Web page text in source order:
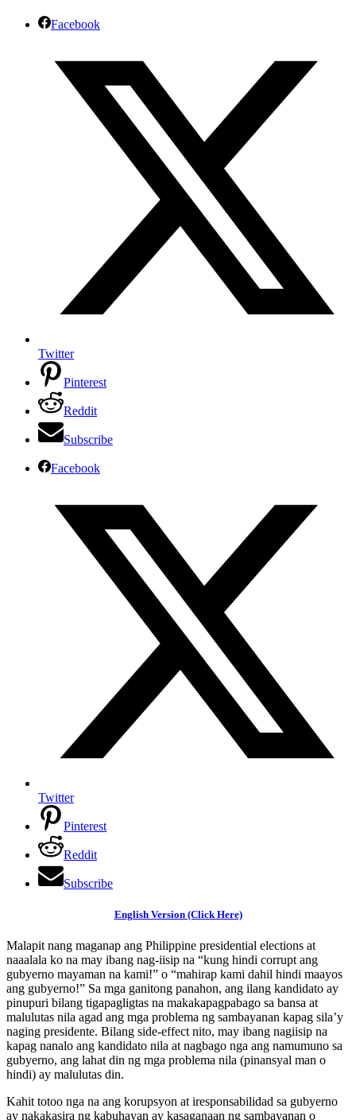
Facebook
Twitter
Pinterest
Reddit
Subscribe
Facebook
Twitter
Pinterest
Reddit
Subscribe
English Version (Click Here)
Malapit nang maganap ang Philippine presidential elections at
naaalala ko na may ibang nag-iisip na “kung hindi corrupt ang
gubyerno mayaman na kami!” o “mahirap kami dahil hindi maayos
ang gubyerno!” Sa mga ganitong panahon, ang ilang kandidato ay
pinupuri bilang tigapagligtas na makakapagpabago sa bansa at
malulutas nila agad ang mga problema ng sambayanan kapag sila’y
naging presidente. Bilang side-effect nito, may ibang nagiisip na
kapag nanalo ang kandidato nila at nagbago nga ang namumuno sa
gubyerno, ang lahat din ng mga problema nila (pinansyal man o
hindi) ay malulutas din.
Kahit totoo nga na ang korupsyon at iresponsabilidad sa gubyerno
ay nakakasira ng kabuhayan ay kasaganaan ng sambayanan o